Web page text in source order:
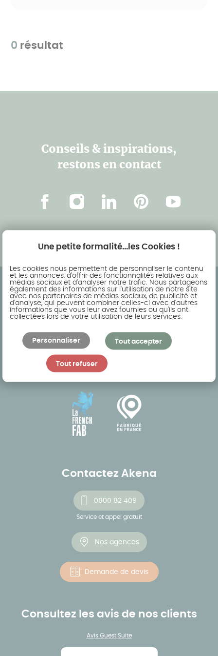
0 résultat
AKENA, la référence Française de
l’aménagement outdoor : véranda, pergola,
carport, pool house et abri de piscine.
Contactez Akena
0800 82 409
Service et appel gratuit
Nos agences
Demande de devis
Consultez les avis de nos clients
Avis Guest Suite
Conseils & inspirations,
restons en contact
FacebookInstagramLinkedInPinterestYoutube
Une petite formalité...les Cookies !
Les cookies nous permettent de personnaliser le contenu
et les annonces, d'offrir des fonctionnalités relatives aux
médias sociaux et d'analyser notre trafic. Nous partageons
également des informations sur l'utilisation de notre site
avec nos partenaires de médias sociaux, de publicité et
d'analyse, qui peuvent combiner celles-ci avec d'autres
informations que vous leur avez fournies ou qu'ils ont
collectées lors de votre utilisation de leurs services.
Tout accepter
Tout refuser
Personnaliser